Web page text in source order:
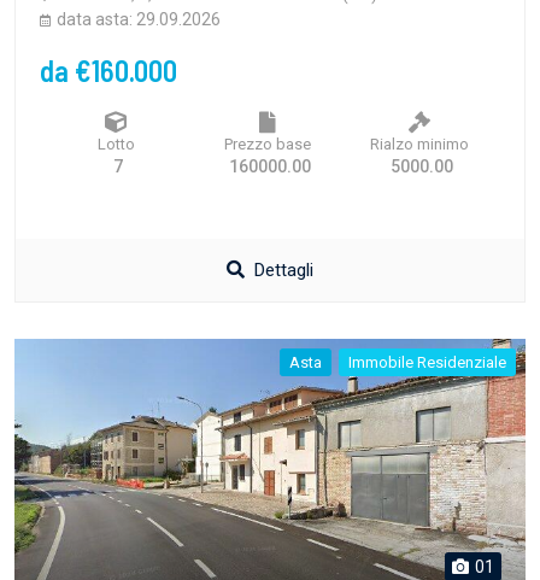
data asta: 29.09.2026
da €160.000
Lotto
7
Prezzo base
160000.00
Rialzo minimo
5000.00
Dettagli
Asta Immobile Residenziale
01